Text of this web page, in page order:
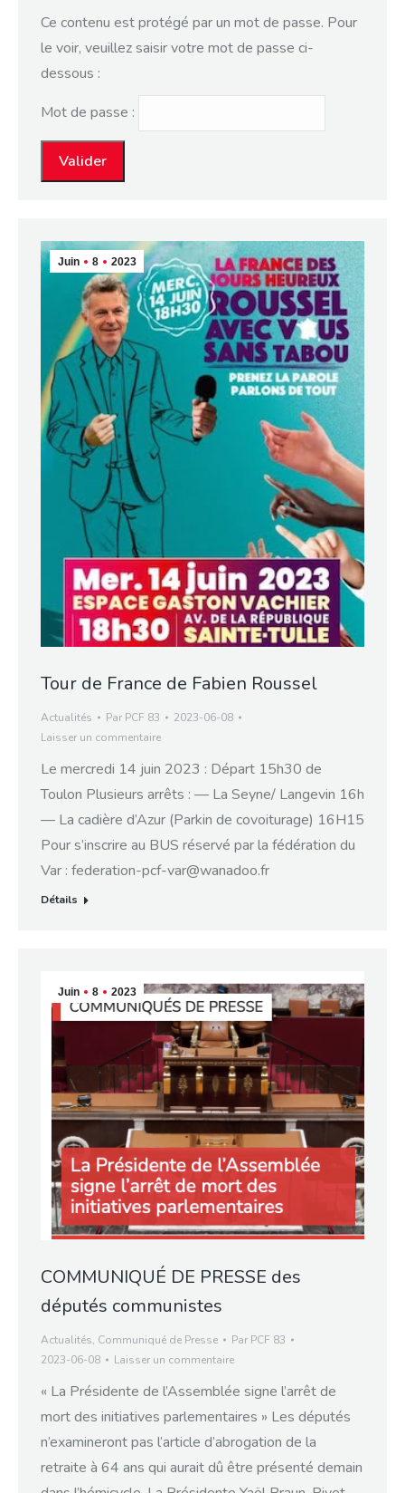
Ce contenu est protégé par un mot de passe. Pour
le voir, veuillez saisir votre mot de passe ci-
dessous :
Mot de passe :
Juin 8 2023
Tour de France de Fabien Roussel
Actualités Par PCF 83
2023-06-08
Laisser un commentaire
Le mercredi 14 juin 2023 : Départ 15h30 de
Toulon Plusieurs arrêts : — La Seyne/ Langevin 16h
— La cadière d’Azur (Parkin de covoiturage) 16H15
Pour s’inscrire au BUS réservé par la fédération du
Var : federation-pcf-var@wanadoo.fr
Détails
Juin 8 2023
COMMUNIQUÉ DE PRESSE des
députés communistes
Actualités, Communiqué de Presse Par PCF 83
2023-06-08
Laisser un commentaire
« La Présidente de l’Assemblée signe l’arrêt de
mort des initiatives parlementaires » Les députés
n’examineront pas l’article d’abrogation de la
retraite à 64 ans qui aurait dû être présenté demain